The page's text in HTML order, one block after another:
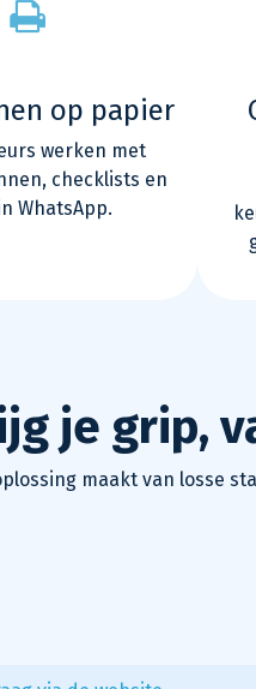
op papier
werken met
checklists en
WhatsApp.
je grip,
maakt van losse